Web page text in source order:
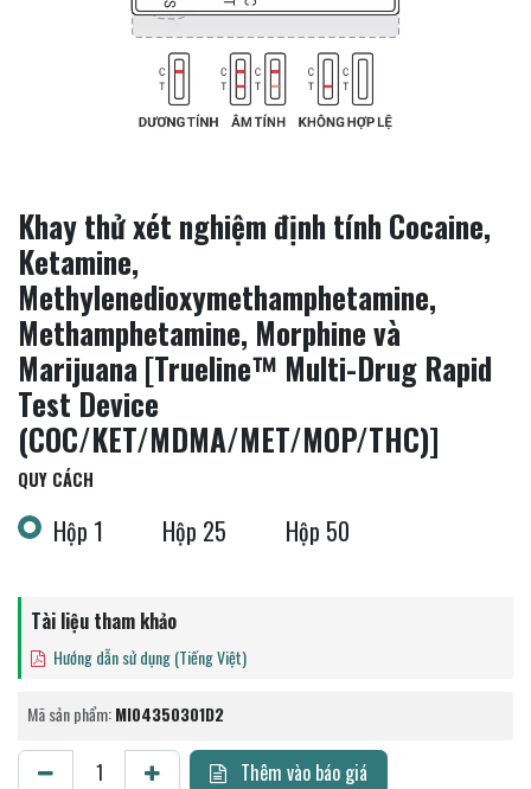
Khay thử xét nghiệm định tính Cocaine,
Ketamine,
Methylenedioxymethamphetamine,
Methamphetamine, Morphine và
Marijuana [Trueline™ Multi-Drug Rapid
Test Device
(COC/KET/MDMA/MET/MOP/THC)]
QUY CÁCH
Hộp 1 Hộp 25 Hộp 50
Tài liệu tham khảo
Hướng dẫn sử dụng (Tiếng Việt)
Mã sản phẩm:MI04350301D2
Thêm vào báo giá